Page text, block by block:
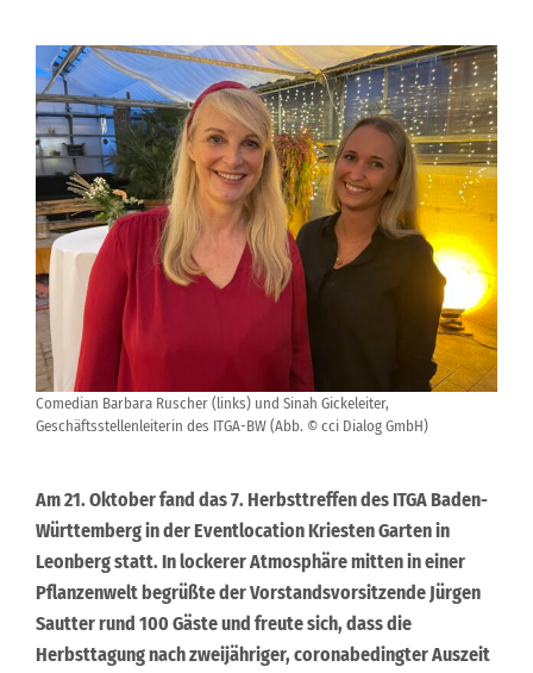
Comedian Barbara Ruscher (links) und Sinah Gickeleiter,
Geschäftsstellenleiterin des ITGA-BW (Abb. © cci Dialog GmbH)
Am 21. Oktober fand das 7. Herbsttreffen des ITGA Baden-
Württemberg in der Eventlocation Kriesten Garten in
Leonberg statt. In lockerer Atmosphäre mitten in einer
Pflanzenwelt begrüßte der Vorstandsvorsitzende Jürgen
Sautter rund 100 Gäste und freute sich, dass die
Herbsttagung nach zweijähriger, coronabedingter Auszeit